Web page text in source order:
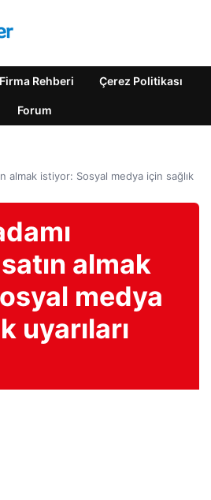
Firma Rehberi Çerez Politikası
Forum
almak istiyor: Sosyal medya için sağlık
almak
medya
uyarıları